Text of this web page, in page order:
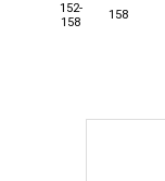
152-
158
158